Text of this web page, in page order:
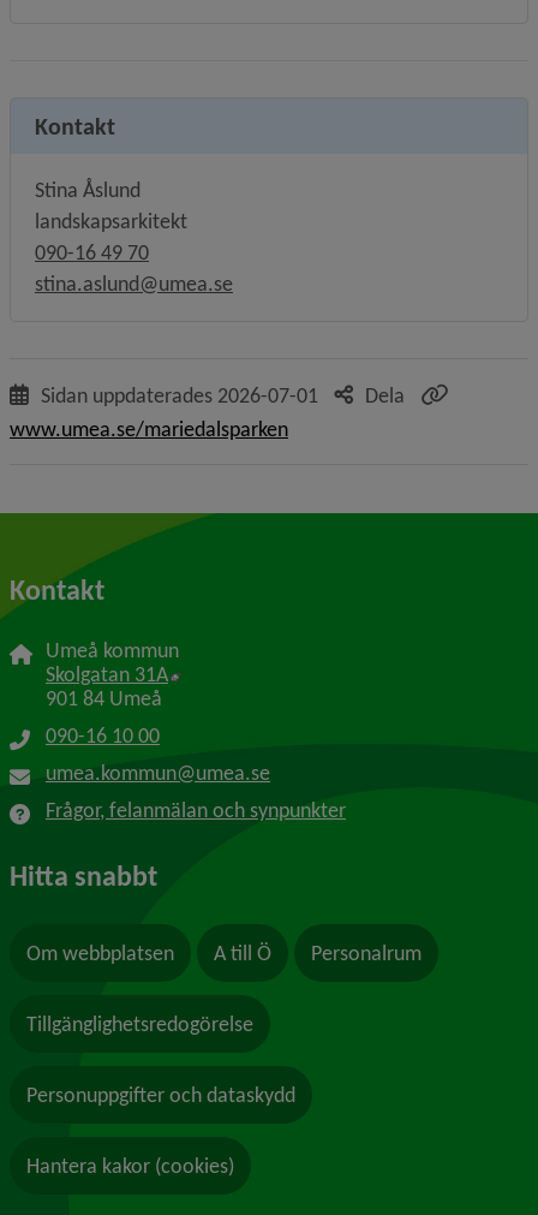
Kontakt
Stina Åslund
landskapsarkitekt
090-16 49 70
stina.aslund@umea.se
Sidan uppdaterades 2026-07-01
Dela
www.umea.se/mariedalsparken
Kontakt
Umeå kommun
Skolgatan 31A Länk till annan webbplats, öppnas i nytt
901 84 Umeå
090-16 10 00
umea.kommun@umea.se
Frågor, felanmälan och synpunkter
Hitta snabbt
Om webbplatsen A till Ö Personalrum
Tillgänglighetsredogörelse
Personuppgifter och dataskydd
Hantera kakor (cookies)